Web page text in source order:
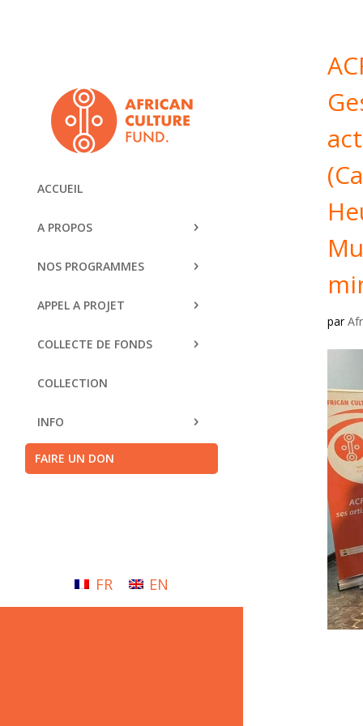
ACCUEIL
A PROPOS
NOS PROGRAMMES
APPEL A PROJET
COLLECTE DE FONDS
COLLECTION
INFO
FAIRE UN DON
FR EN
par